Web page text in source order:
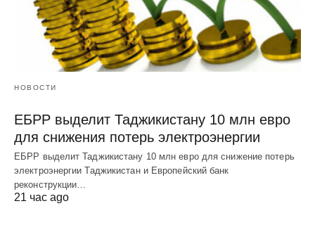
НОВОСТИ
ЕБРР выделит Таджикистану 10 млн евро
для снижения потерь электроэнергии
ЕБРР выделит Таджикистану 10 млн евро для снижение потерь
электроэнергии Таджикистан и Европейский банк
реконструкции…
21 час ago